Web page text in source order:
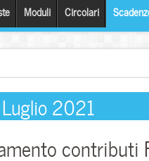
Moduli Circolari
2021
contributi